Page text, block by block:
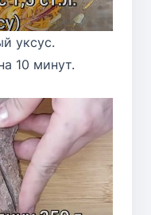
уксус.
10 минут.